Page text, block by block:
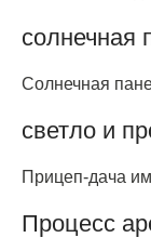
солнечная
Солнечная
светло и
Прицеп-дача
Процесс